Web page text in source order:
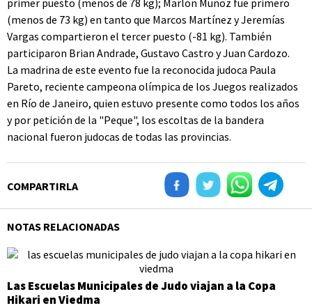
primer puesto (menos de 78 kg); Marlon Muñoz fue primero
(menos de 73 kg) en tanto que Marcos Martínez y Jeremías
Vargas compartieron el tercer puesto (-81 kg). También
participaron Brian Andrade, Gustavo Castro y Juan Cardozo.
La madrina de este evento fue la reconocida judoca Paula
Pareto, reciente campeona olímpica de los Juegos realizados
en Río de Janeiro, quien estuvo presente como todos los años
y por petición de la "Peque", los escoltas de la bandera
nacional fueron judocas de todas las provincias.
COMPARTIRLA
NOTAS RELACIONADAS
Las Escuelas Municipales de Judo viajan a la Copa
Hikari en Viedma